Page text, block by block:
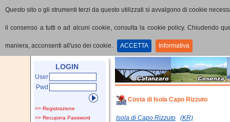
Questo sito o gli strumenti terzi da questo utilizzati si avvalgono di cookie
il consenso a tutti o ad alcuni cookie, consulta la cookie policy. Chiudendo
maniera, acconsenti all'uso dei cookie. ACCETTA Informativa
Dettaglio PoI
LOGIN
User
Pwd
>> Registrazione
>> Recupera Password
Costa di Isola Capo Rizzuto
Isola di Capo Rizzuto (KR)